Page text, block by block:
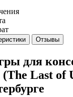
Отзывы
для
Last of